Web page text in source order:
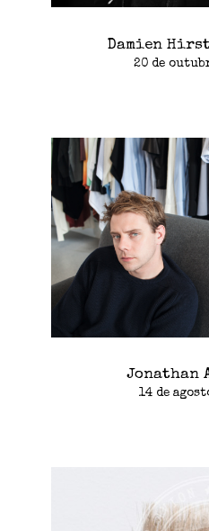
Damien
20 de
Jonathan
14 de